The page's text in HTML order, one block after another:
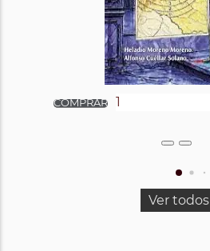
Ver todos